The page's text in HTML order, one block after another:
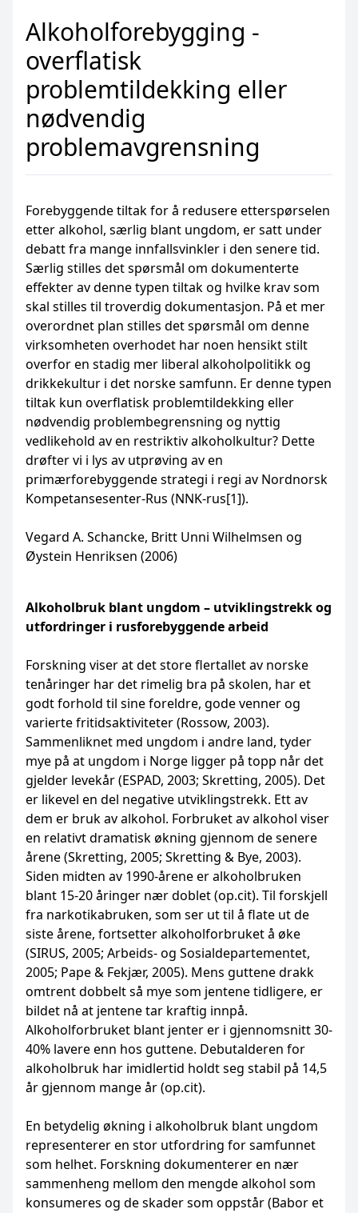
Alkoholforebygging -
overflatisk
problemtildekking eller
nødvendig
problemavgrensning
Forebyggende tiltak for å redusere etterspørselen
etter alkohol, særlig blant ungdom, er satt under
debatt fra mange innfallsvinkler i den senere tid.
Særlig stilles det spørsmål om dokumenterte
effekter av denne typen tiltak og hvilke krav som
skal stilles til troverdig dokumentasjon. På et mer
overordnet plan stilles det spørsmål om denne
virksomheten overhodet har noen hensikt stilt
overfor en stadig mer liberal alkoholpolitikk og
drikkekultur i det norske samfunn. Er denne typen
tiltak kun overflatisk problemtildekking eller
nødvendig problembegrensning og nyttig
vedlikehold av en restriktiv alkoholkultur? Dette
drøfter vi i lys av utprøving av en
primærforebyggende strategi i regi av Nordnorsk
Kompetansesenter-Rus (NNK-rus[1]).
Vegard A. Schancke, Britt Unni Wilhelmsen og
Øystein Henriksen (2006)
Alkoholbruk blant ungdom – utviklingstrekk og
utfordringer i rusforebyggende arbeid
Forskning viser at det store flertallet av norske
tenåringer har det rimelig bra på skolen, har et
godt forhold til sine foreldre, gode venner og
varierte fritidsaktiviteter (Rossow, 2003).
Sammenliknet med ungdom i andre land, tyder
mye på at ungdom i Norge ligger på topp når det
gjelder levekår (ESPAD, 2003; Skretting, 2005). Det
er likevel en del negative utviklingstrekk. Ett av
dem er bruk av alkohol. Forbruket av alkohol viser
en relativt dramatisk økning gjennom de senere
årene (Skretting, 2005; Skretting & Bye, 2003).
Siden midten av 1990-årene er alkoholbruken
blant 15-20 åringer nær doblet (op.cit). Til forskjell
fra narkotikabruken, som ser ut til å flate ut de
siste årene, fortsetter alkoholforbruket å øke
(SIRUS, 2005; Arbeids- og Sosialdepartementet,
2005; Pape & Fekjær, 2005). Mens guttene drakk
omtrent dobbelt så mye som jentene tidligere, er
bildet nå at jentene tar kraftig innpå.
Alkoholforbruket blant jenter er i gjennomsnitt 30-
40% lavere enn hos guttene. Debutalderen for
alkoholbruk har imidlertid holdt seg stabil på 14,5
år gjennom mange år (op.cit).
En betydelig økning i alkoholbruk blant ungdom
representerer en stor utfordring for samfunnet
som helhet. Forskning dokumenterer en nær
sammenheng mellom den mengde alkohol som
konsumeres og de skader som oppstår (Babor et